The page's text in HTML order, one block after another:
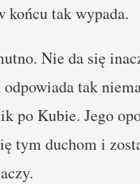
końcu tak wypada.
Nie da się
tak
po Kubie. Jego
tym duchom i